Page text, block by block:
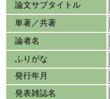
論文サブタイトル
単著／共著
論者名
ふりがな
発行年月
発表雑誌名